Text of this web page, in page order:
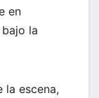
en
la
la escena,